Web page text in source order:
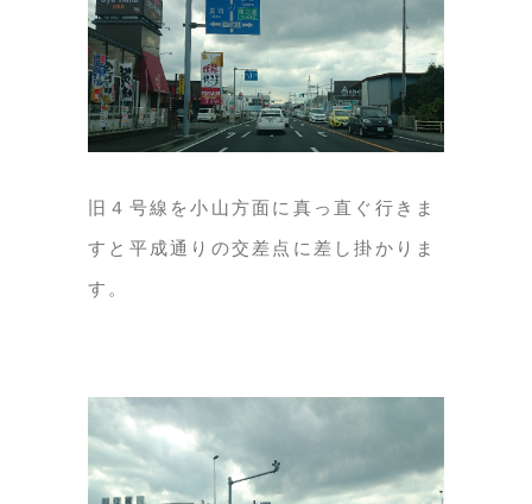
旧４号線を小山方面に真っ直ぐ行きま
すと平成通りの交差点に差し掛かりま
す。